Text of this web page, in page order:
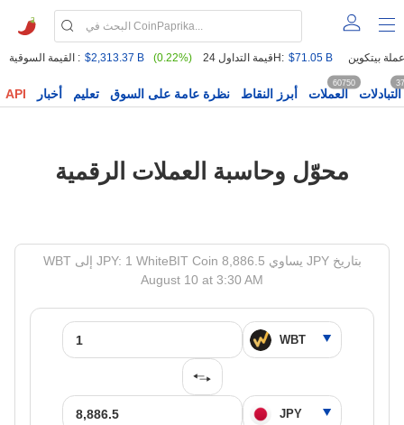
القيمة السوقية : $2,313.37 B (0.22%) قيمة التداول 24H: $71.05 B
API أخبار تعليم نظرة عامة على السوق أبرز النقاط العملات
60750
التبادلات
محوّل وحاسبة العملات الرقمية
WBT إلى JPY: 1 WhiteBIT Coin يساوي 8,886.5 JPY بتاريخ
August 10 at 3:30 AM